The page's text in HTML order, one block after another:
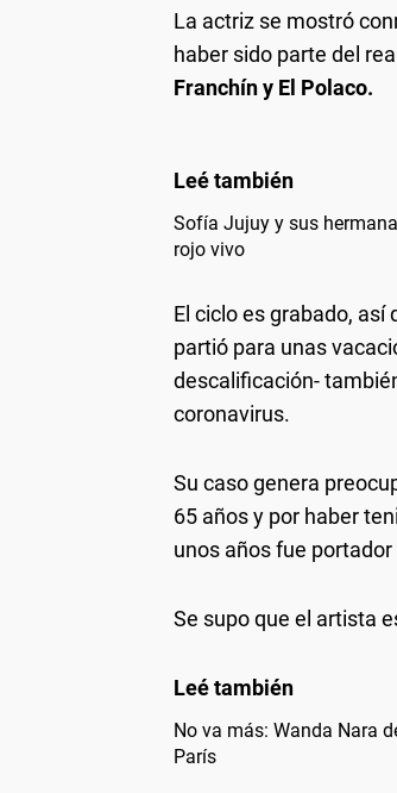
La actriz se mostró
haber sido parte del
Franchín y El Polaco.
Sofía Jujuy y sus
rojo vivo
El ciclo es grabado,
partió para unas
descalificación-
coronavirus.
Su caso genera
65 años y por haber
unos años fue portador
Se supo que el artista
No va más: Wanda Nara
París